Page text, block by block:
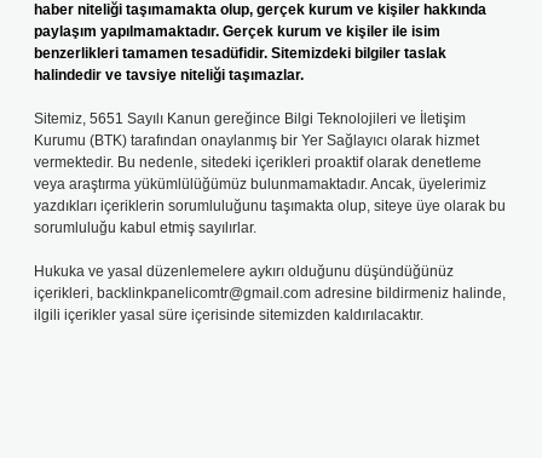
haber niteliği taşımamakta olup, gerçek kurum ve kişiler hakkında
paylaşım yapılmamaktadır. Gerçek kurum ve kişiler ile isim
benzerlikleri tamamen tesadüfidir. Sitemizdeki bilgiler taslak
halindedir ve tavsiye niteliği taşımazlar.
Sitemiz, 5651 Sayılı Kanun gereğince Bilgi Teknolojileri ve İletişim
Kurumu (BTK) tarafından onaylanmış bir Yer Sağlayıcı olarak hizmet
vermektedir. Bu nedenle, sitedeki içerikleri proaktif olarak denetleme
veya araştırma yükümlülüğümüz bulunmamaktadır. Ancak, üyelerimiz
yazdıkları içeriklerin sorumluluğunu taşımakta olup, siteye üye olarak bu
sorumluluğu kabul etmiş sayılırlar.
Hukuka ve yasal düzenlemelere aykırı olduğunu düşündüğünüz
içerikleri, backlinkpanelicomtr@gmail.com adresine bildirmeniz halinde,
ilgili içerikler yasal süre içerisinde sitemizden kaldırılacaktır.